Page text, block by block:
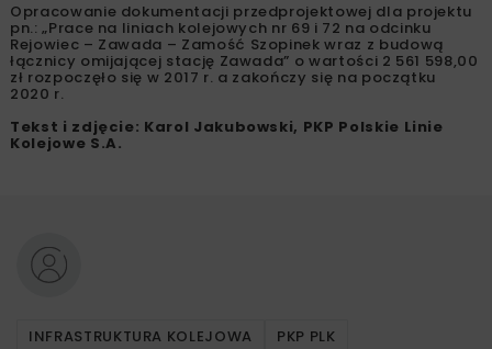
Opracowanie dokumentacji przedprojektowej dla projektu
pn.: „Prace na liniach kolejowych nr 69 i 72 na odcinku
Rejowiec – Zawada – Zamość Szopinek wraz z budową
łącznicy omijającej stację Zawada” o wartości 2 561 598,00
zł rozpoczęło się w 2017 r. a zakończy się na początku
2020 r.
Tekst i zdjęcie: Karol Jakubowski, PKP Polskie Linie
Kolejowe S.A.
INFRASTRUKTURA KOLEJOWA
PKP PLK